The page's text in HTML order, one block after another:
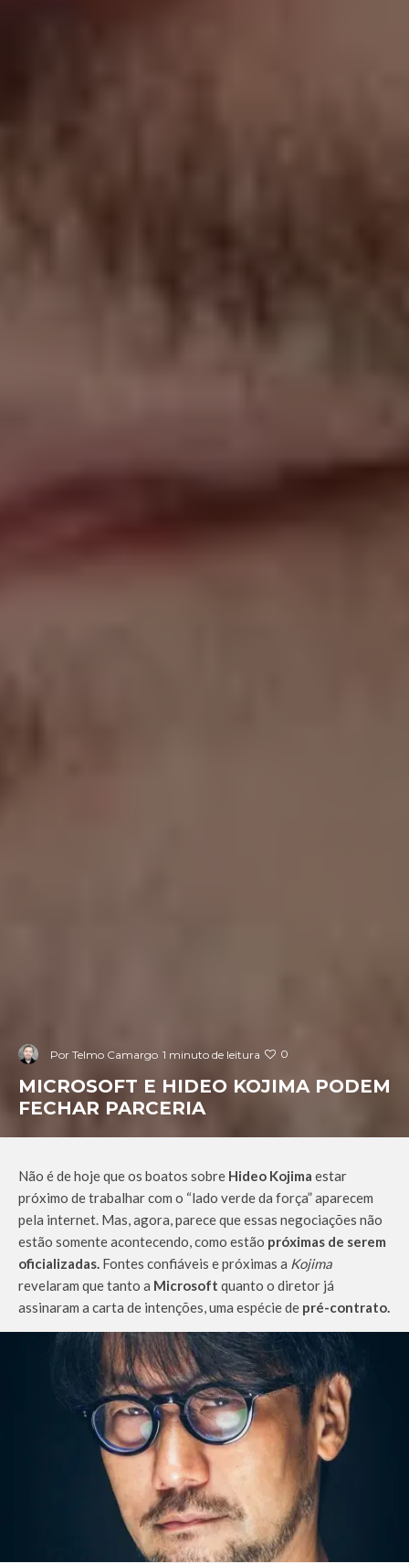
Por Telmo Camargo 1 minuto de leitura 0
MICROSOFT E HIDEO KOJIMA PODEM
FECHAR PARCERIA
Não é de hoje que os boatos sobre Hideo Kojima estar
próximo de trabalhar com o “lado verde da força” aparecem
pela internet. Mas, agora, parece que essas negociações não
estão somente acontecendo, como estão próximas de serem
oficializadas. Fontes confiáveis e próximas a Kojima
revelaram que tanto a Microsoft quanto o diretor já
assinaram a carta de intenções, uma espécie de pré-contrato.